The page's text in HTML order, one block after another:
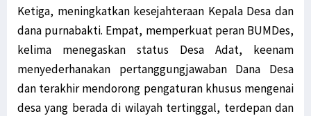
Ketiga, meningkatkan kesejahteraan Kepala Desa dan
dana purnabakti. Empat, memperkuat peran BUMDes,
kelima menegaskan status Desa Adat, keenam
menyederhanakan pertanggungjawaban Dana Desa
dan terakhir mendorong pengaturan khusus mengenai
desa yang berada di wilayah tertinggal, terdepan dan